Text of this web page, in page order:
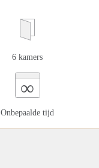
6 kamers
∞
Onbepaalde tijd